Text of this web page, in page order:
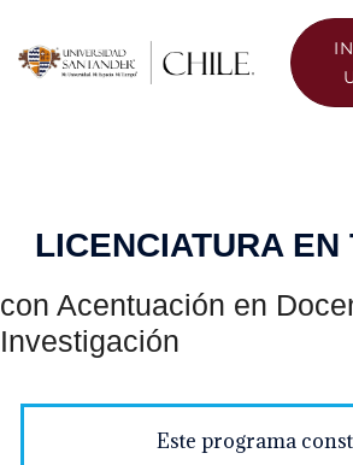
LICENCIATURA EN
con Acentuación en
Investigación
Este programa